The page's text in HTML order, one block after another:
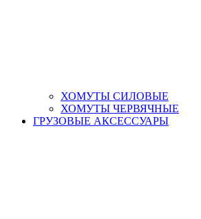
ХОМУТЫ СИЛОВЫЕ
ХОМУТЫ ЧЕРВЯЧНЫЕ
ГРУЗОВЫЕ АКСЕССУАРЫ